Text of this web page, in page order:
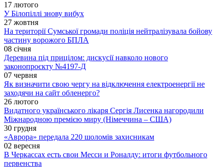
17 лютого
У Білопіллі знову вибух
27 жовтня
На території Сумської громади поліція нейтралізувала бойову
частину ворожого БПЛА
08 січня
Деревина під прицілом: дискусії навколо нового
законопроєкту №4197-Д
07 червня
Як визначити свою чергу на відключення електроенергії не
заходячи на сайт обленерго?
26 лютого
Видатного українського лікаря Сергія Лисенка нагородили
Міжнародною премією миру (Німеччина – США)
30 грудня
«Аврора» передала 220 шоломів захисникам
02 вересня
В Черкассах есть свои Месси и Роналду: итоги футбольного
первенства